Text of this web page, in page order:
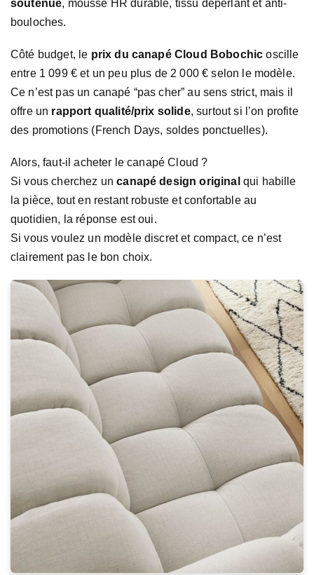
soutenue, mousse HR durable, tissu déperlant et anti-
bouloches.
Côté budget, le prix du canapé Cloud Bobochic oscille
entre 1 099 € et un peu plus de 2 000 € selon le modèle.
Ce n’est pas un canapé “pas cher” au sens strict, mais il
offre un rapport qualité/prix solide, surtout si l’on profite
des promotions (French Days, soldes ponctuelles).
Alors, faut-il acheter le canapé Cloud ?
Si vous cherchez uncanapé design original qui habille
la pièce, tout en restant robuste et confortable au
quotidien, la réponse est oui.
Si vous voulez un modèle discret et compact, ce n’est
clairement pas le bon choix.